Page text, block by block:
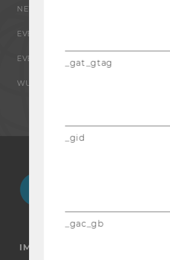
NEWS
EVENTS ARCHIV
EVENTS
WU FOUNDATION
IMPRESSUM
_gat_gtag
_gid
_gac_gb